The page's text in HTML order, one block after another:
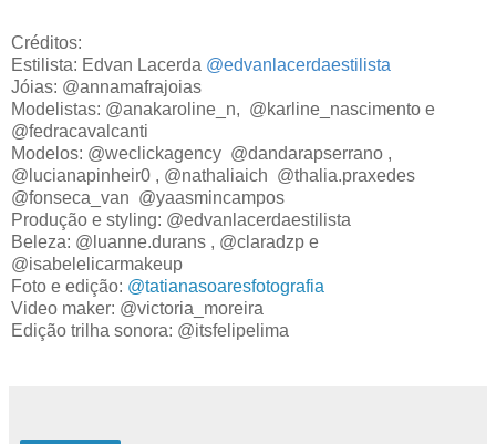
Créditos:
Estilista: Edvan Lacerda @edvanlacerdaestilista
Jóias: @annamafrajoias
Modelistas: @anakaroline_n, @karline_nascimento e
@fedracavalcanti
Modelos: @weclickagency @dandarapserrano ,
@lucianapinheir0 , @nathaliaich @thalia.praxedes
@fonseca_van @yaasmincampos
Produção e styling: @edvanlacerdaestilista
Beleza: @luanne.durans , @claradzp e
@isabelelicarmakeup
Foto e edição: @tatianasoaresfotografia
Video maker: @victoria_moreira
Edição trilha sonora: @itsfelipelima